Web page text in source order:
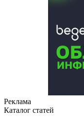
Реклама
Каталог статей